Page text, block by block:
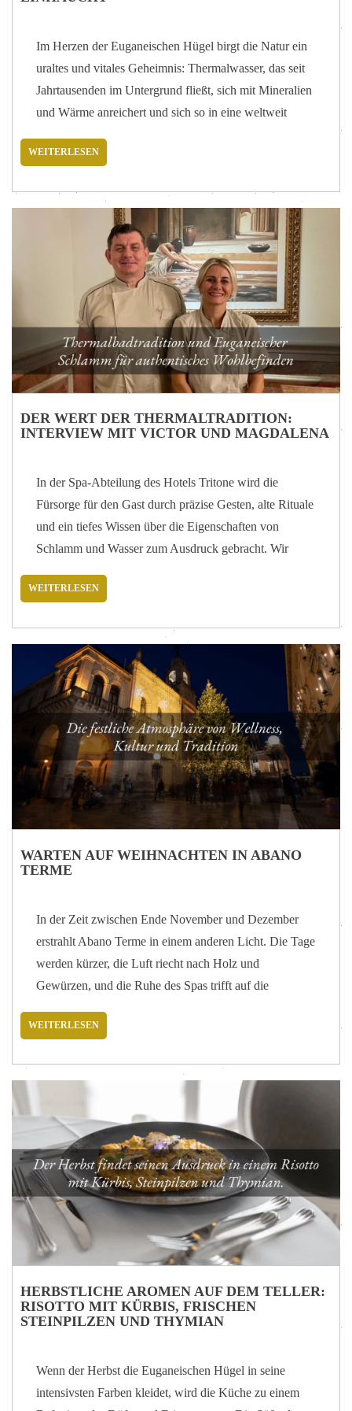
Im Herzen der Euganeischen Hügel birgt die Natur ein
uraltes und vitales Geheimnis: Thermalwasser, das seit
Jahrtausenden im Untergrund fließt, sich mit Mineralien
und Wärme anreichert und sich so in eine weltweit
ist dieses lebendige Wasser, warm und mineralisch, das
Kraft verleiht und ein einzigartiges biologisches
Ökosystem schafft. Auf seiner unterirdischen Reise –
einer Reise von etwa 25 bis 30 Jahren durch die Tiefen
des Gesteins – wird das Wasser, das in den Kleinen
Dolomiten entspringt, mit wertvollen Mineralien
angereichert und erreicht die Thermalbäder mit einer
Temperatur…
WEITERLESEN
DER WERT DER THERMALTRADITION:
INTERVIEW MIT VICTOR UND MAGDALENA
In der Spa-Abteilung des Hotels Tritone wird die
Fürsorge für den Gast durch präzise Gesten, alte Rituale
und ein tiefes Wissen über die Eigenschaften von
Schlamm und Wasser zum Ausdruck gebracht. Wir
Thermalteams, getroffen, um mehr über die
Schlamm-Balneotherapie-Behandlung begleiten. Seit
wann arbeiten Sie im Hotel Tritone und wie kam es zu
Ihrem Interesse an der Spa-Welt? „Victor arbeitet seit
2021 im Tritone, während ich, Magdalena, im
September 2024 dazugekommen bin. Unser Interesse an
der Welt der Thermalbäder beruht auf dem Wunsch,
Menschen dabei zu…
WEITERLESEN
WARTEN AUF WEIHNACHTEN IN ABANO
TERME
In der Zeit zwischen Ende November und Dezember
erstrahlt Abano Terme in einem anderen Licht. Die Tage
werden kürzer, die Luft riecht nach Holz und
Gewürzen, und die Ruhe des Spas trifft auf die
sich eine Wellness-Auszeit zu gönnen, in einer intimen
Entschleunigen einlädt. Im Hotel Tritone, umgeben von
der Wärme des Thermalwassers, ist es leicht, sich vom
Charme dieser Zeitlosigkeit verzaubern zu lassen.
Zwischen einer Behandlung und einem verjüngenden
Bad ist es nur ein kurzer Spaziergang zu den
Weihnachtsmärkten von Abano, mit…
WEITERLESEN
HERBSTLICHE AROMEN AUF DEM TELLER:
RISOTTO MIT KÜRBIS, FRISCHEN
STEINPILZEN UND THYMIAN
Wenn der Herbst die Euganeischen Hügel in seine
intensivsten Farben kleidet, wird die Küche zu einem